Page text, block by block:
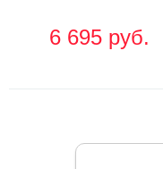
6 695 руб.